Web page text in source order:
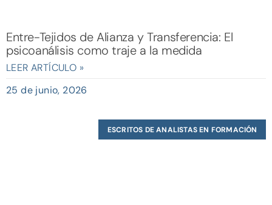
Entre-Tejidos de Alianza y Transferencia: El
psicoanálisis como traje a la medida
LEER ARTÍCULO »
25 de junio, 2026
ESCRITOS DE ANALISTAS EN FORMACIÓN